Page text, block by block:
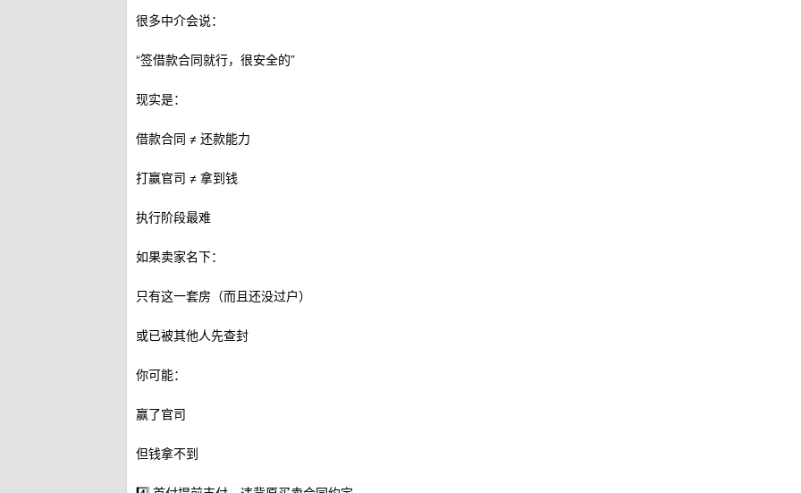
很多中介会说：
“签借款合同就行，很安全的”
现实是：
借款合同 ≠ 还款能力
打赢官司 ≠ 拿到钱
执行阶段最难
如果卖家名下：
只有这一套房（而且还没过户）
或已被其他人先查封
你可能：
赢了官司
但钱拿不到